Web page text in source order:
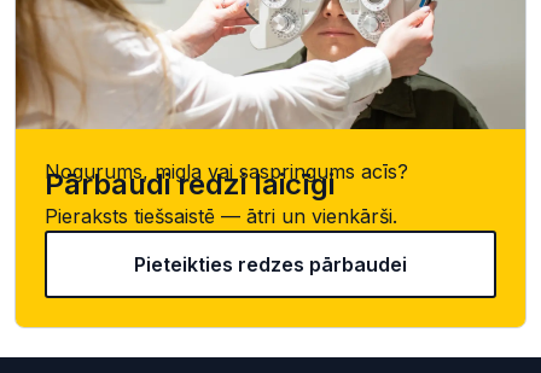
Nogurums, migla vai saspringums acīs?
Pārbaudi redzi laicīgi
Pieraksts tiešsaistē — ātri un vienkārši.
Pieteikties redzes pārbaudei